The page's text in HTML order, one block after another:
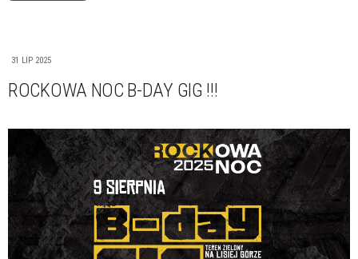
31 LIP 2025
ROCKOWA NOC B-DAY GIG !!!